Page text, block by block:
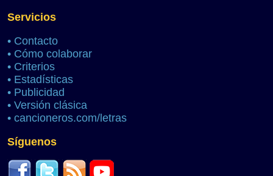
Servicios
• Contacto
• Cómo colaborar
• Criterios
• Estadísticas
• Publicidad
• Versión clásica
• cancioneros.com/letras
Síguenos